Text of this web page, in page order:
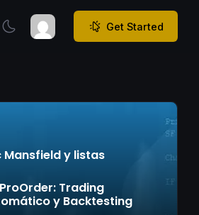
Get Started
Mansfield y listas
ProOrder: Trading
y Backtesting